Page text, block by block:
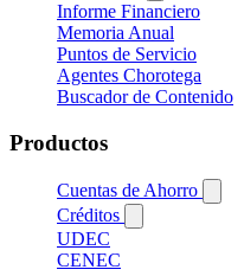
Informe Financiero
Memoria Anual
Puntos de Servicio
Agentes Chorotega
Buscador de Contenido
Productos
Cuentas de Ahorro
Créditos
UDEC
CENEC